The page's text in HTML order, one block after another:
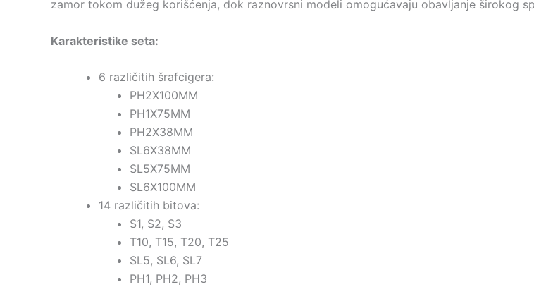
zamor tokom dužeg korišćenja, dok raznovrsni modeli omogućavaju obavljanje širokog
Karakteristike seta:
6 različitih šrafcigera:
PH2X100MM
PH1X75MM
PH2X38MM
SL6X38MM
SL5X75MM
SL6X100MM
14 različitih bitova:
S1, S2, S3
T10, T15, T20, T25
SL5, SL6, SL7
PH1, PH2, PH3